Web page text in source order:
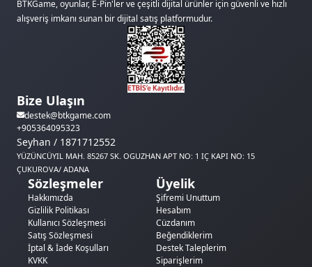
BTKGame, oyunlar, E-Pin'ler ve çeşitli dijital ürünler için güvenli ve hızlı
alışveriş imkanı sunan bir dijital satış platformudur.
Bize Ulaşın
destek@btkgame.com
+905364095323
Seyhan / 1871712552
YÜZÜNCÜYIL MAH. 85267 SK. OGUZHAN APT NO: 1 IÇ KAPI NO: 15
ÇUKUROVA/ ADANA
Sözleşmeler
Hakkımızda
Gizlilik Politikası
Kullanıcı Sözleşmesi
Satış Sözleşmesi
İptal & İade Koşulları
KVKK
Üyelik
Şifremi Unuttum
Hesabım
Cüzdanım
Beğendiklerim
Destek Taleplerim
Siparişlerim